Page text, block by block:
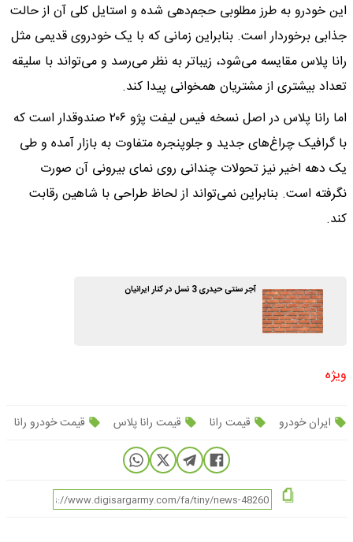
این خودرو به طرز مطلوبی حجم‌دهی شده و استایل کلی آن از حالت
جذابی برخوردار است. بنابراین زمانی که با یک خودروی قدیمی مثل
رانا پلاس مقایسه می‌شود، زیباتر به نظر می‌رسد و می‌تواند با سلیقه
تعداد بیشتری از مشتریان همخوانی پیدا کند.
اما رانا پلاس در اصل نسخه فیس لیفت پژو ۲۰۶ صندوقدار است که
با گرافیک چراغ‌های جدید و جلوپنجره متفاوت به بازار آمده و طی
یک دهه اخیر نیز تحولات چندانی روی نمای بیرونی آن صورت
نگرفته است. بنابراین نمی‌تواند از لحاظ طراحی با شاهین رقابت
کند.
آجر سنتی حیدری 3 نسل در کنار ایرانیان
ویژه
ایران خودرو قیمت رانا قیمت رانا پلاس قیمت خودرو رانا